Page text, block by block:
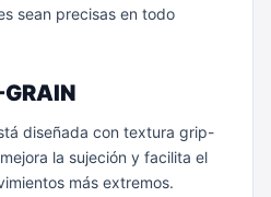
sean precisas en todo
diseñada con textura grip-
la sujeción y facilita el
más extremos.